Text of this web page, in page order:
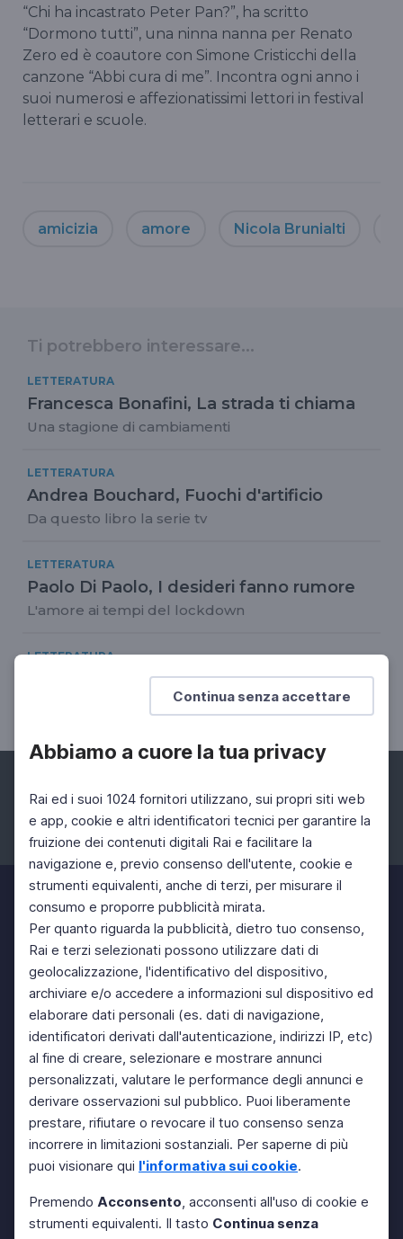
Continua senza accettare
Abbiamo a cuore la tua privacy
Rai ed i suoi 1024 fornitori utilizzano, sui propri siti web
e app, cookie e altri identificatori tecnici per garantire la
fruizione dei contenuti digitali Rai e facilitare la
navigazione e, previo consenso dell'utente, cookie e
strumenti equivalenti, anche di terzi, per misurare il
consumo e proporre pubblicità mirata.
Per quanto riguarda la pubblicità, dietro tuo consenso,
Rai e terzi selezionati possono utilizzare dati di
geolocalizzazione, l'identificativo del dispositivo,
archiviare e/o accedere a informazioni sul dispositivo ed
elaborare dati personali (es. dati di navigazione,
identificatori derivati dall'autenticazione, indirizzi IP, etc)
al fine di creare, selezionare e mostrare annunci
personalizzati, valutare le performance degli annunci e
derivare osservazioni sul pubblico. Puoi liberamente
prestare, rifiutare o revocare il tuo consenso senza
incorrere in limitazioni sostanziali. Per saperne di più
puoi visionare qui l'informativa sui cookie.
Premendo Acconsento, acconsenti all'uso di cookie e
strumenti equivalenti. Il tasto Continua senza
“Chi ha incastrato Peter Pan?”, ha scritto
“Dormono tutti”, una ninna nanna per Renato
Zero ed è coautore con Simone Cristicchi della
canzone “Abbi cura di me”. Incontra ogni anno i
suoi numerosi e affezionatissimi lettori in festival
letterari e scuole.
amicizia amore Nicola Brunialti
Ti potrebbero interessare...
LETTERATURA
Francesca Bonafini, La strada ti chiama
Una stagione di cambiamenti
LETTERATURA
Andrea Bouchard, Fuochi d'artificio
Da questo libro la serie tv
LETTERATURA
Paolo Di Paolo, I desideri fanno rumore
L'amore ai tempi del lockdown
LETTERATURA
Chiara Rapaccini, Piccoli amori sfigati
Adolescenti alla ricerca di sé
Facebook Instagram Twitter